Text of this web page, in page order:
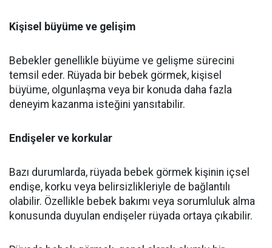
Kişisel büyüme ve gelişim
Bebekler genellikle büyüme ve gelişme sürecini
temsil eder. Rüyada bir bebek görmek, kişisel
büyüme, olgunlaşma veya bir konuda daha fazla
deneyim kazanma isteğini yansıtabilir.
Endişeler ve korkular
Bazı durumlarda, rüyada bebek görmek kişinin içsel
endişe, korku veya belirsizlikleriyle de bağlantılı
olabilir. Özellikle bebek bakımı veya sorumluluk alma
konusunda duyulan endişeler rüyada ortaya çıkabilir.